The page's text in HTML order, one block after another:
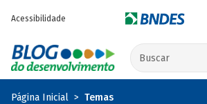
Acessibilidade
Buscar no site
Página Inicial Temas